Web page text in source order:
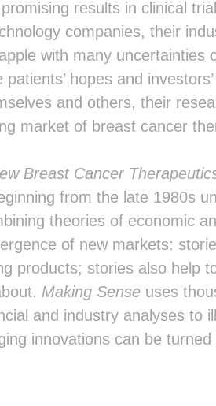
results in clinical
companies, their
with many uncertainties
hopes and
and others, their
market of breast cancer
Breast Cancer
from the late 1980s
theories of economic
of new markets:
products; stories also help
Making Sense uses
and industry analyses to
innovations can be